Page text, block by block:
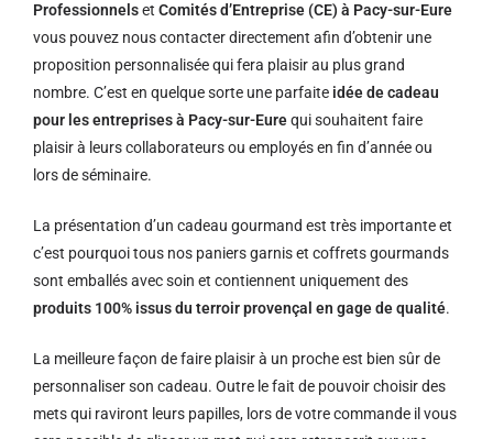
Professionnelset Comités d’Entreprise (CE) à Pacy-sur-Eure
vous pouvez nous contacter directement afin d’obtenir une
proposition personnalisée qui fera plaisir au plus grand
nombre. C’est en quelque sorte une parfaite idée de cadeau
pour les entreprises à Pacy-sur-Eurequi souhaitent faire
plaisir à leurs collaborateurs ou employés en fin d’année ou
lors de séminaire.
La présentation d’un cadeau gourmand est très importante et
c’est pourquoi tous nos paniers garnis et coffrets gourmands
sont emballés avec soin et contiennent uniquement des
produits 100% issus du terroir provençal en gage de qualité.
La meilleure façon de faire plaisir à un proche est bien sûr de
personnaliser son cadeau. Outre le fait de pouvoir choisir des
mets qui raviront leurs papilles, lors de votre commande il vous